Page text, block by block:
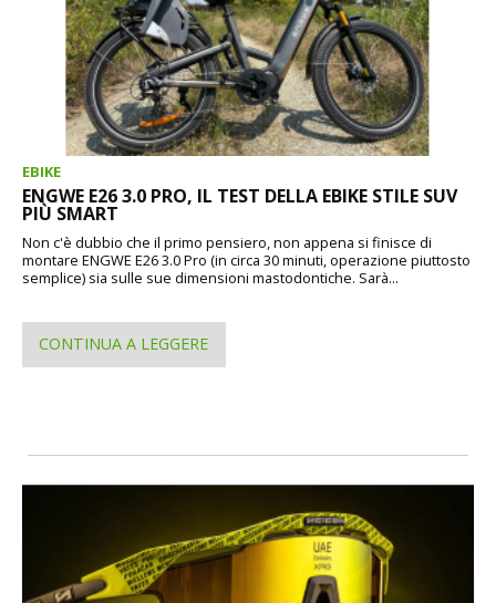
EBIKE
ENGWE E26 3.0 PRO, IL TEST DELLA EBIKE STILE SUV
PIÙ SMART
Non c'è dubbio che il primo pensiero, non appena si finisce di
montare ENGWE E26 3.0 Pro (in circa 30 minuti, operazione piuttosto
semplice) sia sulle sue dimensioni mastodontiche. Sarà...
CONTINUA A LEGGERE